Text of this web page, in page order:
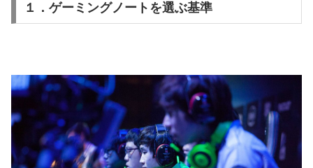
１．ゲーミングノートを選ぶ基準